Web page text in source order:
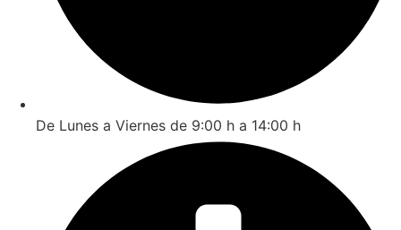
De Lunes a Viernes de 9:00 h a 14:00 h